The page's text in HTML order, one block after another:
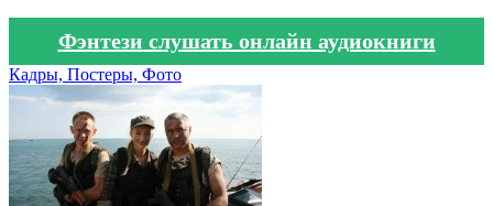
Фэнтези слушать онлайн аудиокниги
Кадры, Постеры, Фото